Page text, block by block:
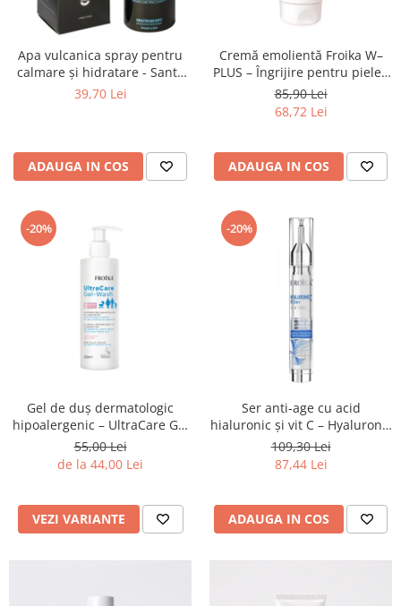
Apa vulcanica spray pentru
calmare și hidratare - Santo
Volcano Spa
39,70 Lei
ADAUGA IN COS
Cremă emolientă Froika W–
PLUS – Îngrijire pentru pielea
atopică
85,90 Lei
68,72 Lei
ADAUGA IN COS
-20%
Gel de duș dermatologic
hipoalergenic – UltraCare Gel
Wash Froika
55,00 Lei
de la 44,00 Lei
VEZI VARIANTE
-20%
Ser anti-age cu acid
hialuronic și vit C – Hyaluronic
C Filler Froika
109,30 Lei
87,44 Lei
ADAUGA IN COS